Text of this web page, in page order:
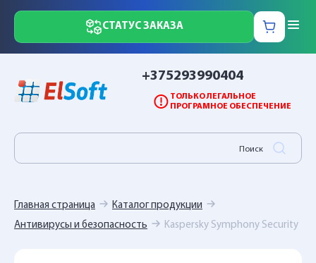
СТАТУС ЗАКАЗА
+375293990404
ТОЛЬКО ЛЕГАЛЬНОЕ
ПРОГРАМНОЕ ОБЕСПЕЧЕНИЕ
Главная страница
Каталог продукции
Антивирусы и безопасность
Kaspersky Symphony Security